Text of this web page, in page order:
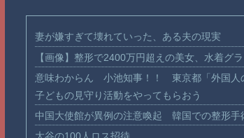
妻が嫌すぎて壊れていった、ある夫の現実
【画像】整形で2400万円超えの美女、水着グ
意味わからん 小池知事！！ 東京都「外国人
子どもの見守り活動をやってもらおう
中国大使館が異例の注意喚起 韓国での整形手